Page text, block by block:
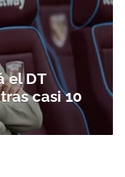
el DT
casi 10